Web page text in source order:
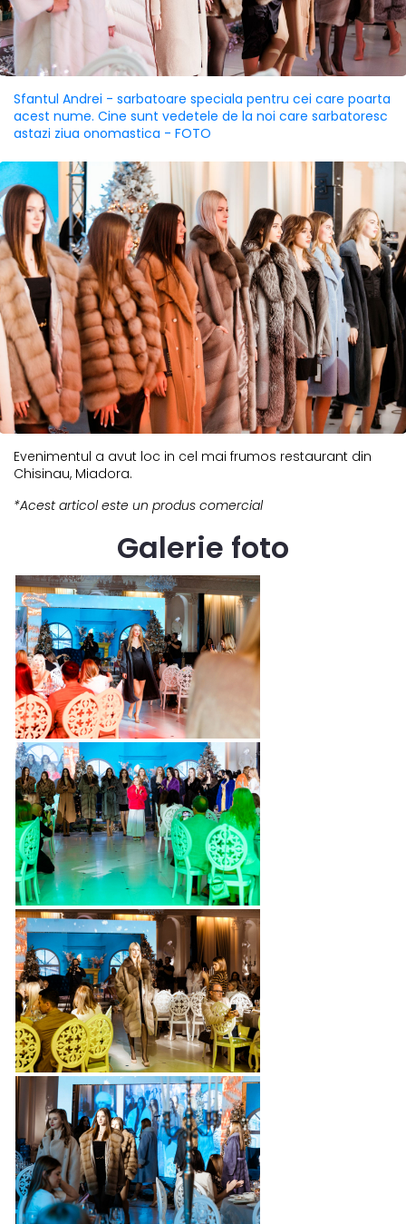
Sfantul Andrei - sarbatoare speciala pentru cei care poarta
acest nume. Cine sunt vedetele de la noi care sarbatoresc
astazi ziua onomastica - FOTO
Evenimentul a avut loc in cel mai frumos restaurant din
Chisinau, Miadora.
*Acest articol este un produs comercial
Galerie foto